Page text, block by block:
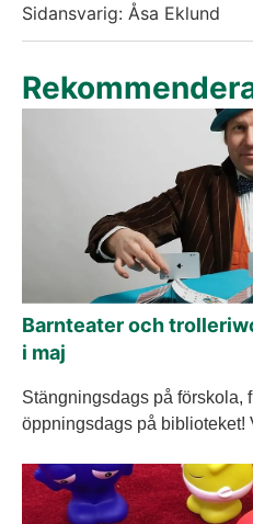
Sidansvarig: Åsa Eklund
Barnteater och
i maj
Stängningsdags på förskola,
öppningsdags på biblioteket!